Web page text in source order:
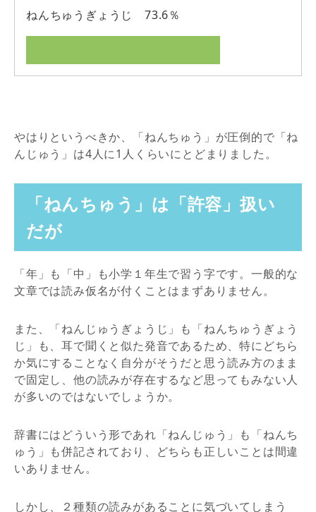
ねんちゅうぎょうじ 73.6％
やはりというべきか、「ねんちゅう」が圧倒的で「ね
んじゅう」は4人に1人くらいにとどまりました。
「ねんちゅう」は「許容」扱い
だが
「年」も「中」も小学１年生で習う字です。一般的な
文章では読み仮名が付くことはまずありません。
また、「ねんじゅうぎょうじ」も「ねんちゅうぎょう
じ」も、耳で聞くと似た発音であるため、特にどちら
か気にすることなく自分がそうだと思う読み方のまま
で固定し、他の読みが存在するなど思ってもみない人
が多いのではないでしょうか。
辞書にはどういう形であれ「ねんじゅう」も「ねんち
ゅう」も併記されており、どちらも正しいことは間違
いありません。
しかし、２種類の読みがあることに気づいてしまう